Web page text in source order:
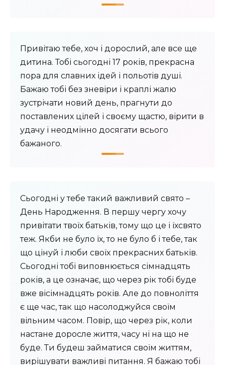
Привітаю тебе, хоч і дорослий, але все ще
дитина. Тобі сьогодні 17 років, прекрасна
пора для славних ідей і польотів душі.
Бажаю тобі без зневіри і краплі жалю
зустрічати новий день, прагнути до
поставлених цілей і своєму щастю, вірити в
удачу і неодмінно досягати всього
бажаного.
Сьогодні у тебе такий важливий свято –
День Народження. В першу чергу хочу
привітати твоїх батьків, тому що це і їхсвято
теж. Якби не було їх, то не було б і тебе, так
що цінуй і люби своїх прекрасних батьків.
Сьогодні тобі виповнюється сімнадцять
років, а це означає, що через рік тобі буде
вже вісімнадцять років. Але до повноліття
є ще час, так що насолоджуйся своїм
вільним часом. Повір, що через рік, коли
настане доросле життя, часу ні на що не
буде. Ти будеш займатися своїм життям,
вирішувати важливі питання. Я бажаю тобі